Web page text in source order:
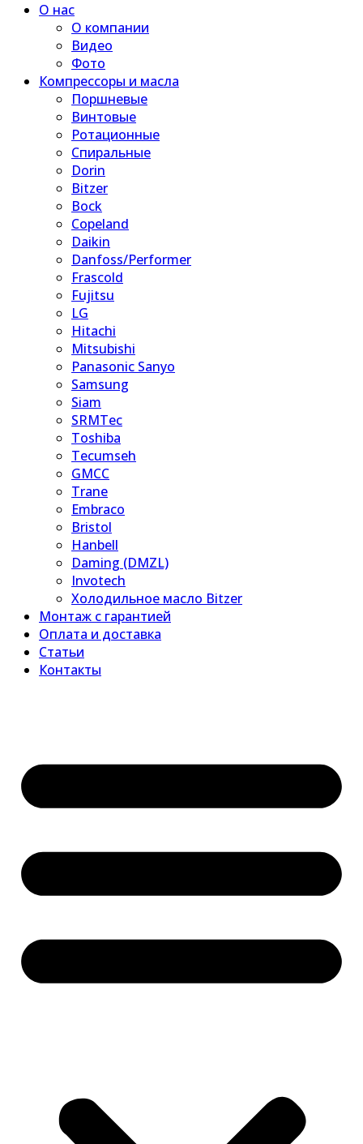
О нас
О компании
Видео
Фото
Компрессоры и масла
Поршневые
Винтовые
Ротационные
Спиральные
Dorin
Bitzer
Bock
Copeland
Daikin
Danfoss/Performer
Frascold
Fujitsu
LG
Hitachi
Mitsubishi
Panasonic Sanyo
Samsung
Siam
SRMTec
Toshiba
Tecumseh
GMCC
Trane
Embraco
Bristol
Hanbell
Daming (DMZL)
Invotech
Холодильное масло Bitzer
Монтаж с гарантией
Оплата и доставка
Статьи
Контакты